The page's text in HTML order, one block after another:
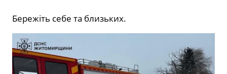
Бережіть себе та близьких.